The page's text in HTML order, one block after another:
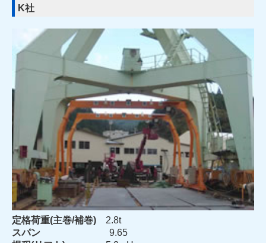
K社
定格荷重(主巻/補巻) 2.8t
スパン
9.65